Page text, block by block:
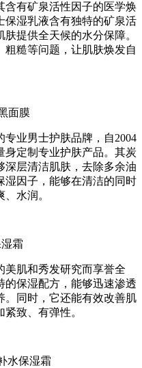
含有矿泉活性因子的医学焕
保湿乳液含有独特的矿泉活
提供全天候的水分保障。
粗糙等问题，让肌肤焕发自
面膜
业男士护肤品牌，自2004
身定制专业护肤产品。其炭
深层清洁肌肤，去除多余油
湿因子，能够在清洁的同时
水润。
霜
美肌和秀发研究而享誉全
的保湿配方，能够迅速渗透
。同时，它还能有效改善肌
致、有弹性。
水保湿霜